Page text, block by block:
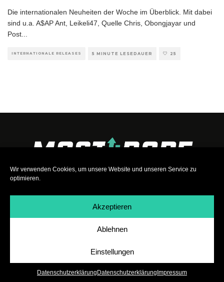
Wir verwenden Cookies, um unsere Website und unseren Service zu
optimieren.
Akzeptieren
Ablehnen
Einstellungen
Datenschutzerklärung Datenschutzerklärung Impressum
Die internationalen Neuheiten der Woche im Überblick. Mit dabei
sind u.a. A$AP Ant, Leikeli47, Quelle Chris, Obongjayar und
Post...
INTERNATIONALE RELEASES 5 MINUTE LESEDAUER 25
Datenschutz|Teilnahmebedingungen